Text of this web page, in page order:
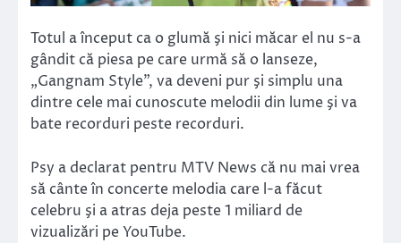
Totul a început ca o glumă şi nici măcar el nu s-a
gândit că piesa pe care urmă să o lanseze,
„Gangnam Style”, va deveni pur şi simplu una
dintre cele mai cunoscute melodii din lume şi va
bate recorduri peste recorduri.
Psy a declarat pentru MTV News că nu mai vrea
să cânte în concerte melodia care l-a făcut
celebru şi a atras deja peste 1 miliard de
vizualizări pe YouTube.